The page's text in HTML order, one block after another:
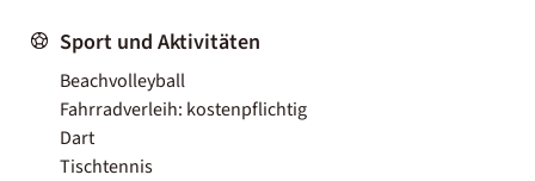
Sport und Aktivitäten
Beachvolleyball
Fahrradverleih: kostenpflichtig
Dart
Tischtennis